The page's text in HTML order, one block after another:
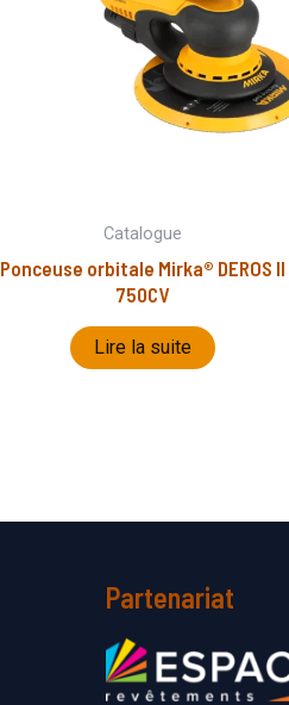
Catalogue
Ponceuse orbitale Mirka® DEROS II
750CV
Lire la suite
Partenariat